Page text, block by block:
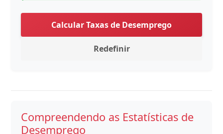
Calcular Taxas de Desemprego
Redefinir
Compreendendo as Estatísticas de
Desemprego